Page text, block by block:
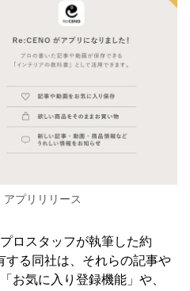
プリリリース
ロスタッフが執筆した約
する同社は、それらの記事や
お気に入り登録機能」や、